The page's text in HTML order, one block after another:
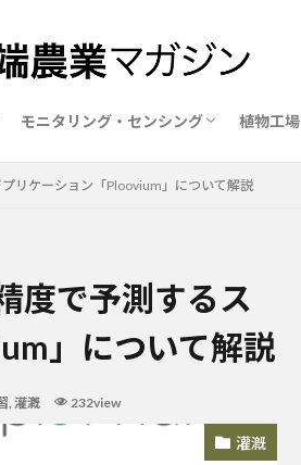
社
薬散布の代行業者比較
光剤・遮熱剤の比較
モニタリング・センシング
農業用環境制御システム比較
植物工場
リケーション「Ploovium」について解説
度で予測するス
」について解説
, 灌漑 232view
灌漑